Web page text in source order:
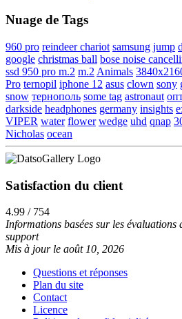
Nuage de Tags
960 pro reindeer chariot samsung jump
google christmas ball bose noise
ssd 950 pro m.2 m.2 Animals
Pro ternopil iphone 12 asus clown sony
snow тернополь some tag astronaut
darkside headphones germany insights
VIPER water flower wedge uhd qnap
Nicholas ocean
Satisfaction du client
4.99 / 754
Informations basées sur les évaluations
support
Mis à jour le août 10, 2026
Questions et réponses
Plan du site
Contact
Licence